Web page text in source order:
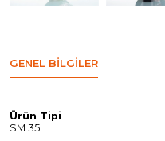
GENEL BILGILER
Ürün Tipi
SM 35